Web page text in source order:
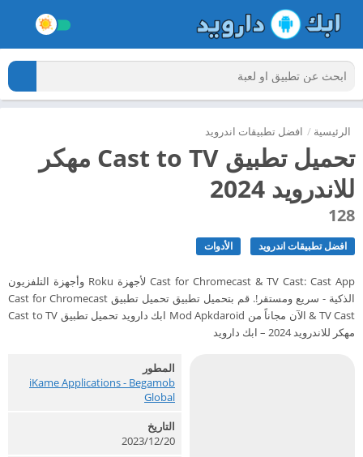
الرئيسية / افضل تطبيقات اندرويد
تحميل تطبيق Cast to TV مهكر
للاندرويد 2024
128
افضل تطبيقات اندرويد الأدوات
Cast for Chromecast & TV Cast: Cast App لأجهزة Roku وأجهزة التلفزيون
الذكية - سريع ومستقر!. قم بتحميل تطبيق تحميل تطبيق Cast for Chromecast
& TV Cast الآن مجاناً من Mod Apkdaroid ابك دارويد تحميل تطبيق Cast to TV
مهكر للاندرويد 2024 – ابك دارويد
المطور
iKame Applications - Begamob
Global‏
التاريخ
2023/12/20